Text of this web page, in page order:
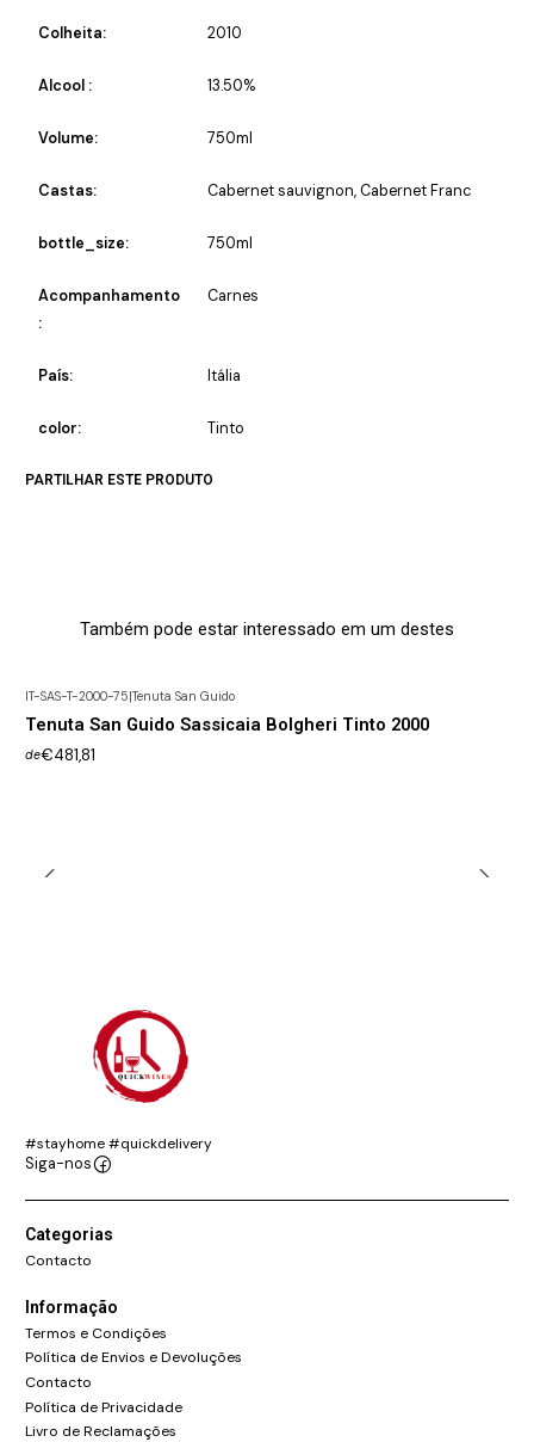
Colheita: 2010
Alcool : 13.50%
Volume: 750ml
Castas: Cabernet sauvignon, Cabernet Franc
bottle_size: 750ml
Acompanhamento
:
Carnes
País: Itália
color: Tinto
PARTILHAR ESTE PRODUTO
Também pode estar interessado em um destes
IT-SAS-T-2000-75|Tenuta San Guido
Tenuta San Guido Sassicaia Bolgheri Tinto 2000
de€481,81
#stayhome #quickdelivery
Siga-nos
Categorias
Contacto
Informação
Termos e Condições
Política de Envios e Devoluções
Contacto
Política de Privacidade
Livro de Reclamações